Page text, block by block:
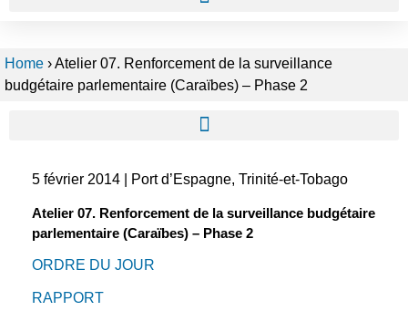
Home ›Atelier 07. Renforcement de la surveillance
budgétaire parlementaire (Caraïbes) – Phase 2
5 février 2014 | Port d’Espagne, Trinité-et-Tobago
Atelier 07. Renforcement de la surveillance budgétaire
parlementaire (Caraïbes) – Phase 2
ORDRE DU JOUR
RAPPORT